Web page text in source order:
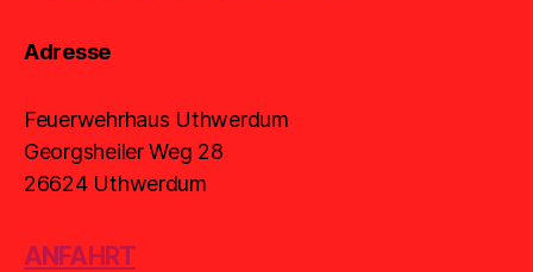
Adresse
Feuerwehrhaus Uthwerdum
Georgsheiler Weg 28
26624 Uthwerdum
ANFAHRT